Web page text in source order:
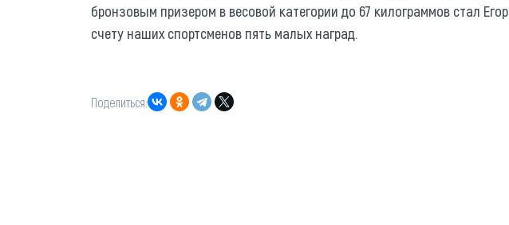
бронзовым призером в весовой категории до 67 килограммов стал
счету наших спортсменов пять малых наград.
Поделиться: